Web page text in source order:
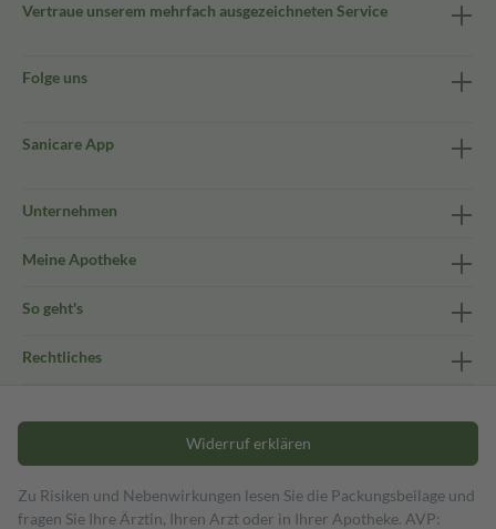
Vertraue unserem mehrfach ausgezeichneten Service
Folge uns
Sanicare App
Unternehmen
Meine Apotheke
So geht's
Rechtliches
Widerruf erklären
Zu Risiken und Nebenwirkungen lesen Sie die Packungsbeilage und
fragen Sie Ihre Ärztin, Ihren Arzt oder in Ihrer Apotheke. AVP: